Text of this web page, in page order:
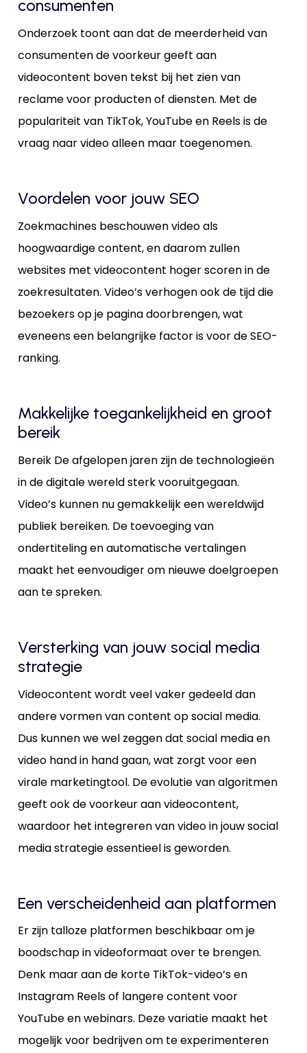
consumenten
Onderzoek toont aan dat de meerderheid van
consumenten de voorkeur geeft aan
videocontent boven tekst bij het zien van
reclame voor producten of diensten. Met de
populariteit van TikTok, YouTube en Reels is de
vraag naar video alleen maar toegenomen.
Voordelen voor jouw SEO
Zoekmachines beschouwen video als
hoogwaardige content, en daarom zullen
websites met videocontent hoger scoren in de
zoekresultaten. Video’s verhogen ook de tijd die
bezoekers op je pagina doorbrengen, wat
eveneens een belangrijke factor is voor de SEO-
ranking.
Makkelijke toegankelijkheid en groot
bereik
Bereik De afgelopen jaren zijn de technologieën
in de digitale wereld sterk vooruitgegaan.
Video’s kunnen nu gemakkelijk een wereldwijd
publiek bereiken. De toevoeging van
ondertiteling en automatische vertalingen
maakt het eenvoudiger om nieuwe doelgroepen
aan te spreken.
Versterking van jouw social media
strategie
Videocontent wordt veel vaker gedeeld dan
andere vormen van content op social media.
Dus kunnen we wel zeggen dat social media en
video hand in hand gaan, wat zorgt voor een
virale marketingtool. De evolutie van algoritmen
geeft ook de voorkeur aan videocontent,
waardoor het integreren van video in jouw social
media strategie essentieel is geworden.
Een verscheidenheid aan platformen
Er zijn talloze platformen beschikbaar om je
boodschap in videoformaat over te brengen.
Denk maar aan de korte TikTok-video’s en
Instagram Reels of langere content voor
YouTube en webinars. Deze variatie maakt het
mogelijk voor bedrijven om te experimenteren